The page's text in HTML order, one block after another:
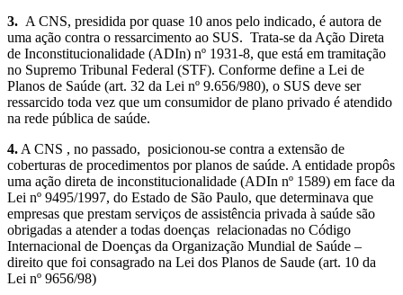
3. A CNS, presidida por quase 10 anos pelo indicado, é autora de
uma ação contra o ressarcimento ao SUS. Trata-se da Ação Direta
de Inconstitucionalidade (ADIn) nº 1931-8, que está em tramitação
no Supremo Tribunal Federal (STF). Conforme define a Lei de
Planos de Saúde (art. 32 da Lei nº 9.656/980), o SUS deve ser
ressarcido toda vez que um consumidor de plano privado é atendido
na rede pública de saúde.
4. A CNS , no passado, posicionou-se contra a extensão de
coberturas de procedimentos por planos de saúde. A entidade propôs
uma ação direta de inconstitucionalidade (ADIn nº 1589) em face da
Lei nº 9495/1997, do Estado de São Paulo, que determinava que
empresas que prestam serviços de assistência privada à saúde são
obrigadas a atender a todas doenças relacionadas no Código
Internacional de Doenças da Organização Mundial de Saúde –
direito que foi consagrado na Lei dos Planos de Saude (art. 10 da
Lei nº 9656/98)